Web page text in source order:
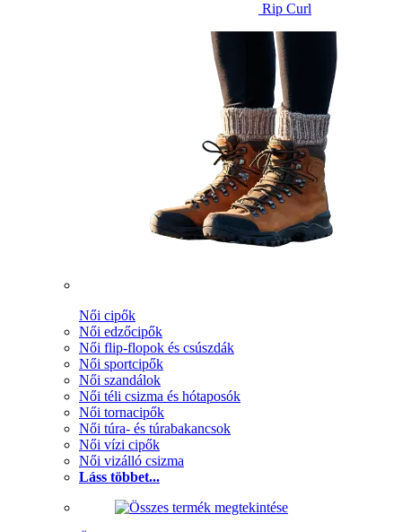
Rip Curl
Női cipők
Női edzőcipők
Női flip-flopok és csúszdák
Női sportcipők
Női szandálok
Női téli csizma és hótaposók
Női tornacipők
Női túra- és túrabakancsok
Női vízi cipők
Női vizálló csizma
Láss többet...